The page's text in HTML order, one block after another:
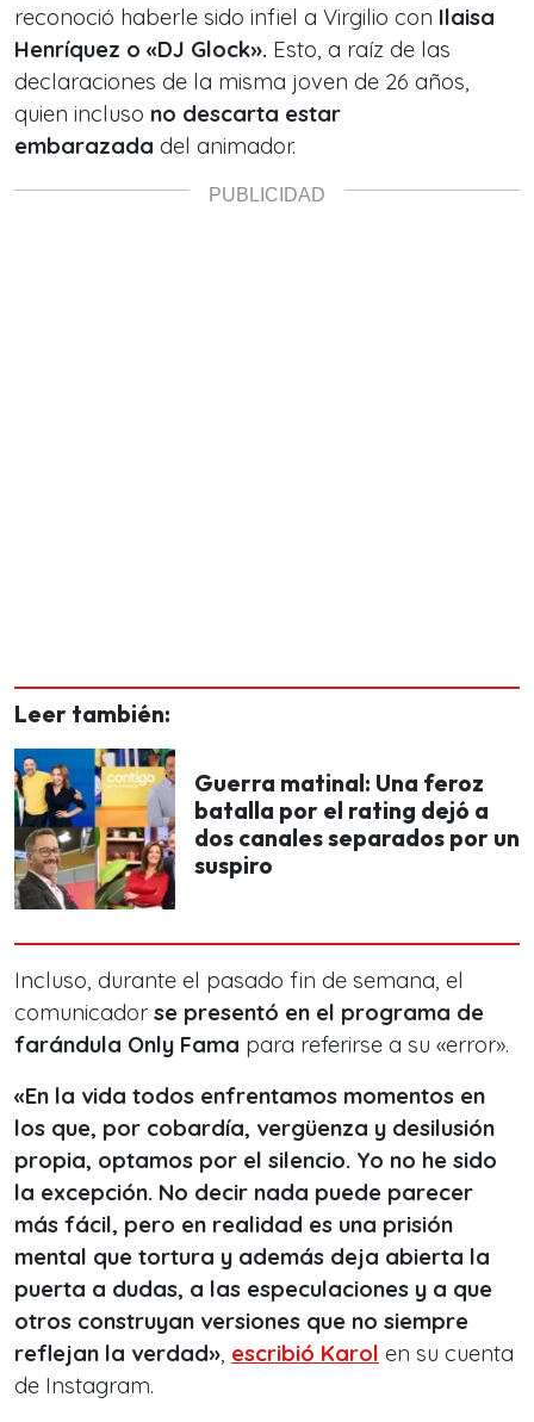
reconoció haberle sido infiel a Virgilio con Ilaisa
Henríquez o «DJ Glock». Esto, a raíz de las
declaraciones de la misma joven de 26 años,
quien incluso no descarta estar
embarazada del animador.
Leer también:
Guerra matinal: Una feroz
batalla por el rating dejó a
dos canales separados por un
suspiro
Incluso, durante el pasado fin de semana, el
comunicador se presentó en el programa de
farándula Only Fama para referirse a su «error».
«En la vida todos enfrentamos momentos en
los que, por cobardía, vergüenza y desilusión
propia, optamos por el silencio. Yo no he sido
la excepción. No decir nada puede parecer
más fácil, pero en realidad es una prisión
mental que tortura y además deja abierta la
puerta a dudas, a las especulaciones y a que
otros construyan versiones que no siempre
reflejan la verdad», escribió Karol en su cuenta
de Instagram.